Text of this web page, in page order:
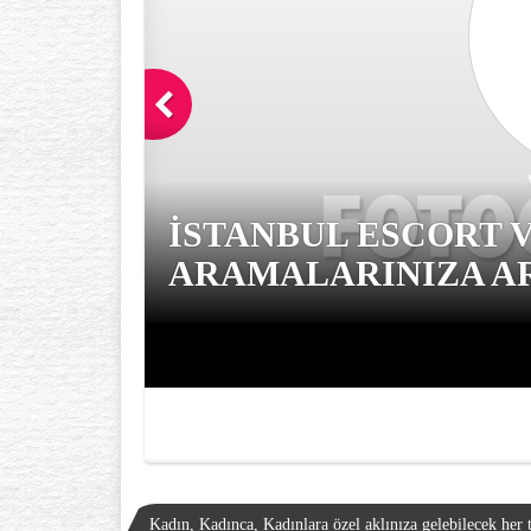
İSTANBUL ESCORT
ARAMALARINIZA
Kadın, Kadınca, Kadınlara özel aklınıza gelebilecek